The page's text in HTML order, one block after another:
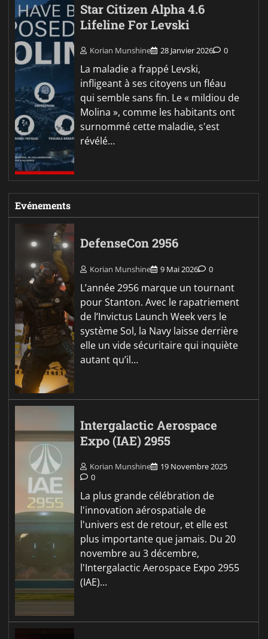
Star Citizen Alpha 4.6
Lifeline For Levski
Korian Munshine 28 Janvier 2026 0
La maladie a frappé Levski,
infligeant à ses citoyens un fléau
qui semble sans fin. Le « mildiou de
Molina », comme les habitants ont
surnommé cette maladie, s'est
révélé…
Evénements
DefenseCon 2956
Korian Munshine 9 Mai 2026 0
L’année 2956 marque un tournant
pour Stanton. Avec le rapatriement
de l’Invictus Launch Week vers le
système Sol, la Navy laisse derrière
elle un vide sécuritaire qui inquiète
autant qu’il…
Intergalactic Aerospace
Expo (IAE) 2955
Korian Munshine
19 Novembre 2025
0
La plus grande célébration de
l'innovation aérospatiale de
l'univers est de retour, et elle est
plus importante que jamais. Du 20
novembre au 3 décembre,
l'Intergalactic Aerospace Expo 2955
(IAE)…